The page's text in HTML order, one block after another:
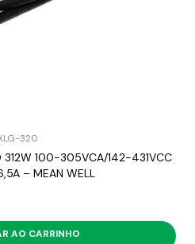
320
100-305VCA/142-431VCC
– MEAN WELL
AO CARRINHO